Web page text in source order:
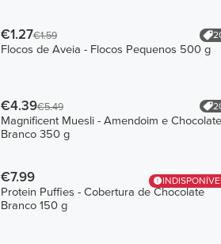
€1.27€1.59
Flocos de Aveia - Flocos Pequenos 500 g
€4.39€5.49
Magnificent Muesli - Amendoim e Chocolate
Branco 350 g
€7.99
Protein Puffies - Cobertura de Chocolate
Branco 150 g